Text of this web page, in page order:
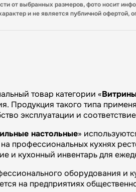
от выбранных размеров, фото носит
и не является публичной
товар категории «
Продукция такого типа
эксплуатации и
настольные»
профессиональных кухнях
и кухонный инвентарь для
оборудования и
на предприятиях